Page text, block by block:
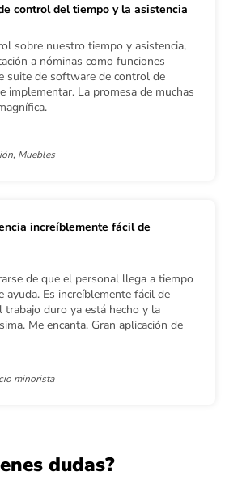
control del tiempo y la asistencia
sobre nuestro tiempo y asistencia,
a nóminas como funciones
suite de software de control de
implementar. La promesa de muchas
Muebles
increíblemente fácil de
de que el personal llega a tiempo
ayuda. Es increíblemente fácil de
duro ya está hecho y la
Me encanta. Gran aplicación de
minorista
dudas?